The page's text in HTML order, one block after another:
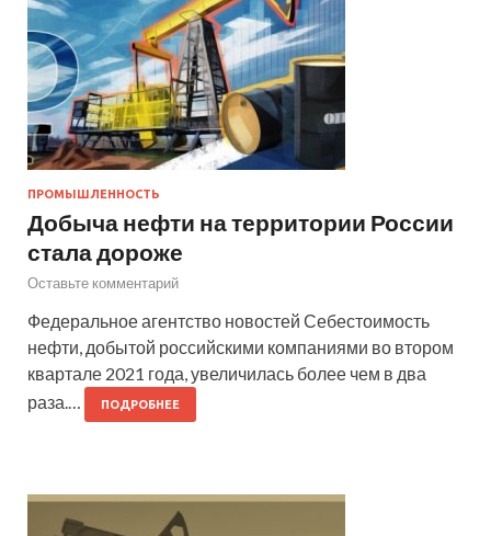
ПРОМЫШЛЕННОСТЬ
Добыча нефти на территории России
стала дороже
Оставьте комментарий
Федеральное агентство новостей Себестоимость
нефти, добытой российскими компаниями во втором
квартале 2021 года, увеличилась более чем в два
раза.…
ПОДРОБНЕЕ